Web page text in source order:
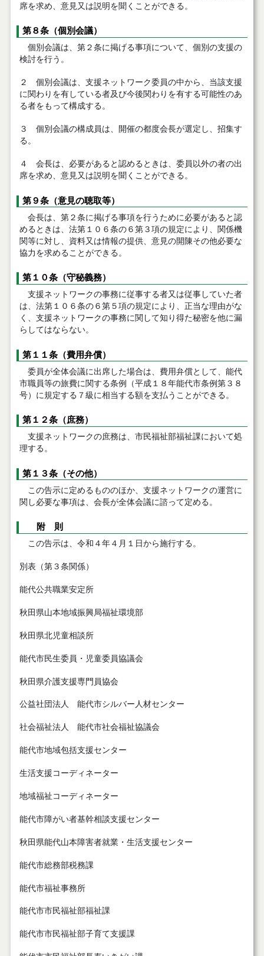
席を求め、意見又は説明を聞くことができる。
第８条（個別会議）
個別会議は、第２条に掲げる事項について、個別の支援の
検討を行う。
２ 個別会議は、支援ネットワーク委員の中から、当該支援
に関わりを有している者及び今後関わりを有する可能性のあ
る者をもって構成する。
３ 個別会議の構成員は、開催の都度会長が選定し、招集す
る。
４ 会長は、必要があると認めるときは、委員以外の者の出
席を求め、意見又は説明を聞くことができる。
第９条（意見の聴取等）
会長は、第２条に掲げる事項を行うために必要があると認
めるときは、法第１０６条の６第３項の規定により、関係機
関等に対し、資料又は情報の提供、意見の開陳その他必要な
協力を求めることができる。
第１０条（守秘義務）
支援ネットワークの事務に従事する者又は従事していた者
は、法第１０６条の６第５項の規定により、正当な理由がな
く、支援ネットワークの事務に関して知り得た秘密を他に漏
らしてはならない。
第１１条（費用弁償）
委員が全体会議に出席した場合は、費用弁償として、能代
市職員等の旅費に関する条例（平成１８年能代市条例第３８
号）に規定する７級に相当する額を支払うことができる。
第１２条（庶務）
支援ネットワークの庶務は、市民福祉部福祉課において処
理する。
第１３条（その他）
この告示に定めるもののほか、支援ネットワークの運営に
関し必要な事項は、会長が全体会議に諮って定める。
附 則
この告示は、令和４年４月１日から施行する。
別表（第３条関係）
能代公共職業安定所
秋田県山本地域振興局福祉環境部
秋田県北児童相談所
能代市民生委員・児童委員協議会
秋田県介護支援専門員協会
公益社団法人 能代市シルバー人材センター
社会福祉法人 能代市社会福祉協議会
能代市地域包括支援センター
生活支援コーディネーター
地域福祉コーディネーター
能代市障がい者基幹相談支援センター
秋田県能代山本障害者就業・生活支援センター
能代市総務部税務課
能代市福祉事務所
能代市市民福祉部福祉課
能代市市民福祉部子育て支援課